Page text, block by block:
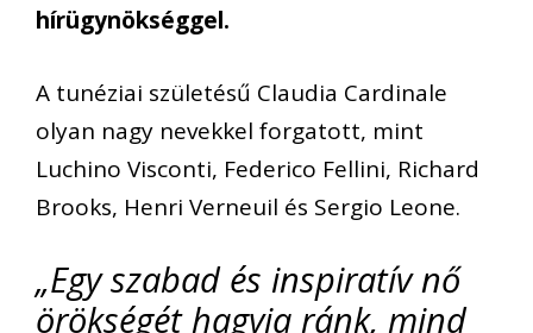
hírügynökséggel.
A tunéziai születésű Claudia Cardinale
olyan nagy nevekkel forgatott, mint
Luchino Visconti, Federico Fellini, Richard
Brooks, Henri Verneuil és Sergio Leone.
„Egy szabad és inspiratív nő
örökségét hagyja ránk, mind